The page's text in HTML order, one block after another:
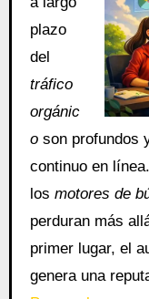
plazo
del
tráfico
orgánic
oson profundos
continuo en
los motores de
perduran más
primer lugar, el
genera una